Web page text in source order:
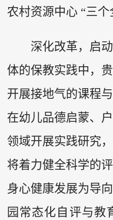
农村资源中心 “三个
深化改革，启
体的保教实践中，
开展接地气的课程
在幼儿品德启蒙、
领域开展实践研究
将着力健全科学的
身心健康发展为导
园常态化自评与教